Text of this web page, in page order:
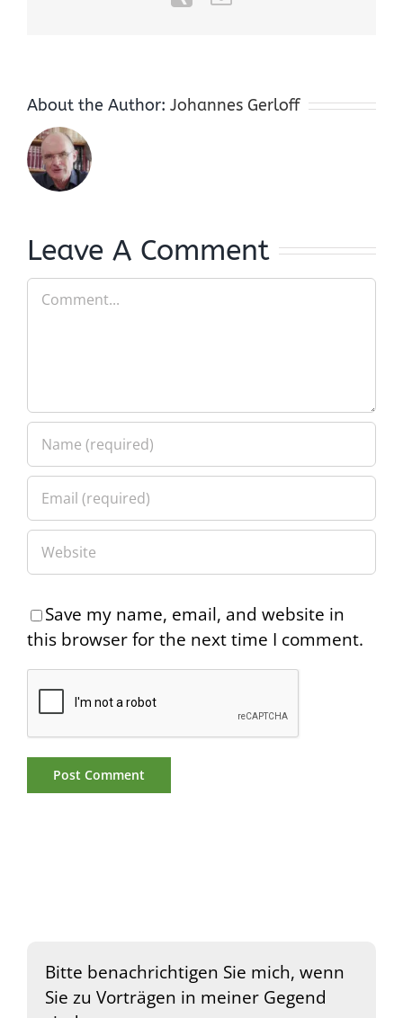
About the Author: Johannes Gerloff
Leave A Comment
Comment
Save my name, email, and website in
this browser for the next time I comment.
Bitte benachrichtigen Sie mich, wenn
Sie zu Vorträgen in meiner Gegend